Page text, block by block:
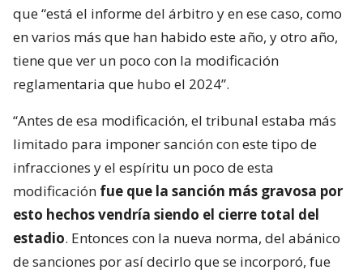
que “está el informe del árbitro y en ese caso, como
en varios más que han habido este año, y otro año,
tiene que ver un poco con la modificación
reglamentaria que hubo el 2024”.
“Antes de esa modificación, el tribunal estaba más
limitado para imponer sanción con este tipo de
infracciones y el espíritu un poco de esta
modificación fue que la sanción más gravosa por
esto hechos vendría siendo el cierre total del
estadio. Entonces con la nueva norma, del abánico
de sanciones por así decirlo que se incorporó, fue